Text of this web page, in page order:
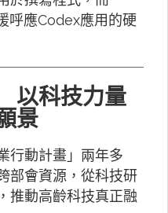
呼應Codex應用的硬
以科技力量
景
行動計畫」兩年多
部會資源，從科技研
推動高齡科技真正融